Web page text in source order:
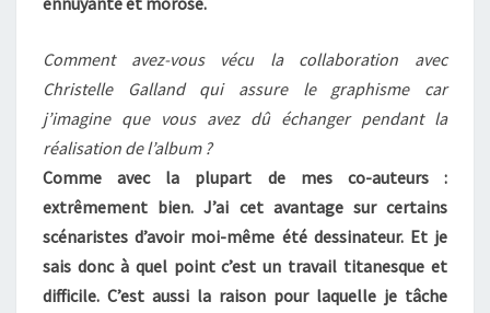
Comment avez-vous vécu la collaboration avec
Christelle Galland qui assure le graphisme car
j’imagine que vous avez dû échanger pendant la
réalisation de l’album ?
Comme avec la plupart de mes co-auteurs :
extrêmement bien. J’ai cet avantage sur certains
scénaristes d’avoir moi-même été dessinateur. Et je
sais donc à quel point c’est un travail titanesque et
difficile. C’est aussi la raison pour laquelle je tâche